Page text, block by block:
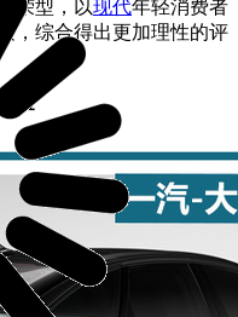
荣型，以现代年轻消费者
，综合得出更加理性的评
验